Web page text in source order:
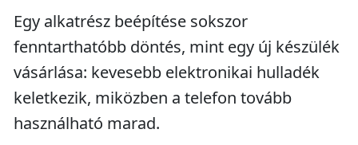
Egy alkatrész beépítése sokszor
fenntarthatóbb döntés, mint egy új készülék
vásárlása: kevesebb elektronikai hulladék
keletkezik, miközben a telefon tovább
használható marad.